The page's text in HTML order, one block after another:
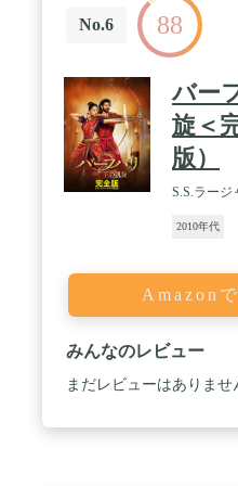
No.6 88
バー
旋＜
版）
S.S.ラージ
2010年代
Amazon
みんなのレビュー
まだレビューはありませ